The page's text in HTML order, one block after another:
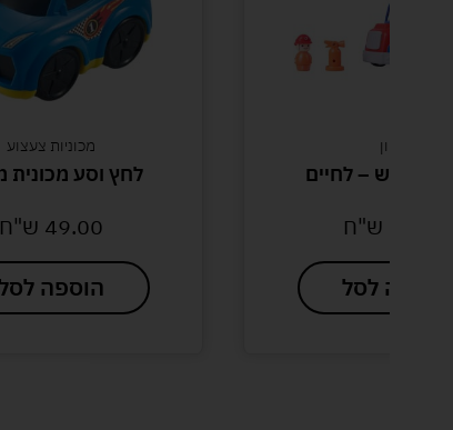
דמיון
אש – לחיים
ש"ח
הוספה לסל
מכוניות צעצוע
לחץ וסע מכונית
49.00 ש"ח
הוספה